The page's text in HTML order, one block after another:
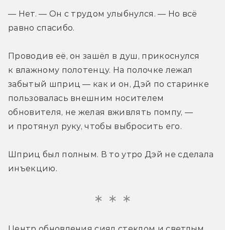
— Нет. — Он с трудом улыбнулся. — Но всё
равно спасибо.
Проводив её, он зашёл в душ, прикоснулся
к влажному полотенцу. На полочке лежал
забытый шприц — как и он, Дэй по старинке
пользовалась внешним носителем
обновителя, не желая вживлять помпу, —
и протянул руку, чтобы выбросить его.
Шприц был полным. В то утро Дэй не сделала
инъекцию.